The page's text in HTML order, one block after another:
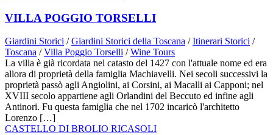
VILLA POGGIO TORSELLI
Giardini Storici / Giardini Storici della Toscana / Itinerari Storici /
Toscana / Villa Poggio Torselli / Wine Tours
La villa è già ricordata nel catasto del 1427 con l'attuale nome ed era
allora di proprietà della famiglia Machiavelli. Nei secoli successivi la
proprietà passò agli Angiolini, ai Corsini, ai Macalli ai Capponi; nel
XVIII secolo appartiene agli Orlandini del Beccuto ed infine agli
Antinori. Fu questa famiglia che nel 1702 incaricò l'architetto
Lorenzo […]
CASTELLO DI BROLIO RICASOLI